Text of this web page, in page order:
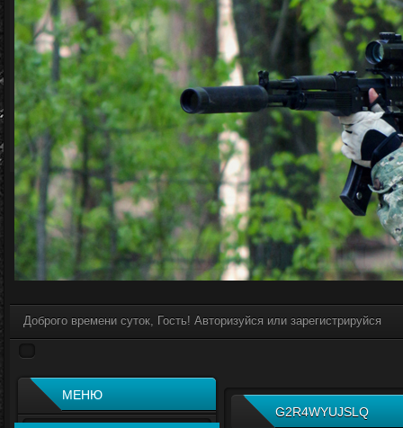
Доброго времени суток, Гость! Авторизуйся или зарегистрируйся
МЕНЮ
G2R4WYUJSLQ